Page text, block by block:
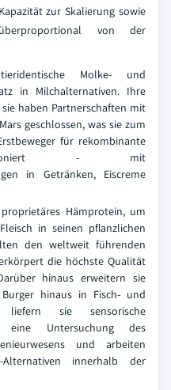
zur Skalierung sowie
von der
Molke- und
in Milchalternativen. Ihre
haben Partnerschaften mit
geschlossen, was sie zum
für rekombinante
- mit
in Getränken, Eiscreme
Hämprotein, um
in seinen pflanzlichen
den weltweit führenden
die höchste Qualität
hinaus erweitern sie
hinaus in Fisch- und
liefern sie sensorische
eine Untersuchung des
und arbeiten
innerhalb der